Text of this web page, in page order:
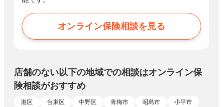
オンライン保険相談を見る
店舗のない以下の地域での相談はオンライン保
険相談がおすすめ
港区 台東区 中野区 青梅市 昭島市
小平市